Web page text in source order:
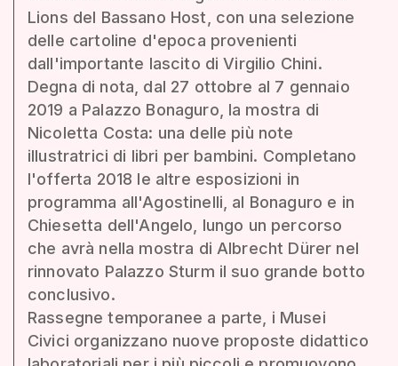
Lions del Bassano Host, con una selezione
delle cartoline d'epoca provenienti
dall'importante lascito di Virgilio Chini.
Degna di nota, dal 27 ottobre al 7 gennaio
2019 a Palazzo Bonaguro, la mostra di
Nicoletta Costa: una delle più note
illustratrici di libri per bambini. Completano
l'offerta 2018 le altre esposizioni in
programma all'Agostinelli, al Bonaguro e in
Chiesetta dell'Angelo, lungo un percorso
che avrà nella mostra di Albrecht Dürer nel
rinnovato Palazzo Sturm il suo grande botto
conclusivo.
Rassegne temporanee a parte, i Musei
Civici organizzano nuove proposte didattico